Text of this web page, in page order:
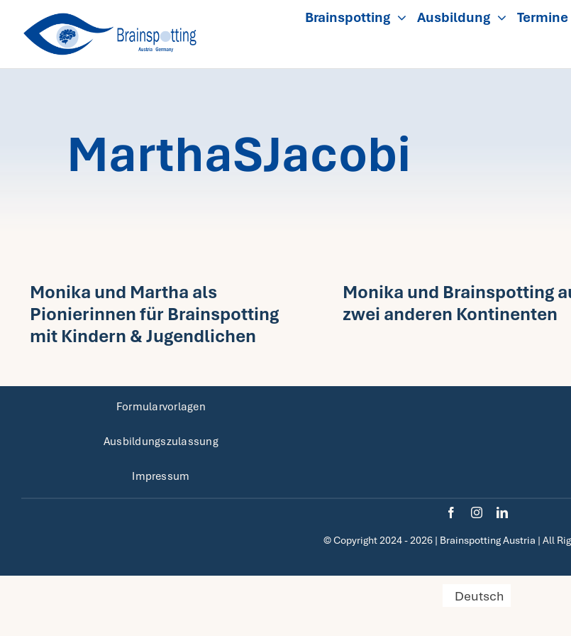
content
Brainspotting Ausbildung Termine
MarthaSJacobi
Monika und Martha als
Pionierinnen für Brainspotting
mit Kindern & Jugendlichen
Monika und Brainspotting
zwei anderen Kontinenten
Formularvorlagen
Ausbildungszulassung
Impressum
© Copyright 2024 - 2026 | Brainspotting Austria | All
Deutsch